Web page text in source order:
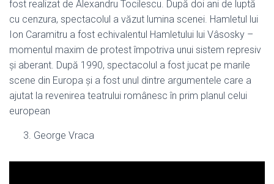
fost realizat de Alexandru Tocilescu. După doi ani de luptă
cu cenzura, spectacolul a văzut lumina scenei. Hamletul lui
Ion Caramitru a fost echivalentul Hamletului lui Vâsosky –
momentul maxim de protest împotriva unui sistem represiv
și aberant. După 1990, spectacolul a fost jucat pe marile
scene din Europa și a fost unul dintre argumentele care a
ajutat la revenirea teatrului românesc în prim planul celui
european
George Vraca